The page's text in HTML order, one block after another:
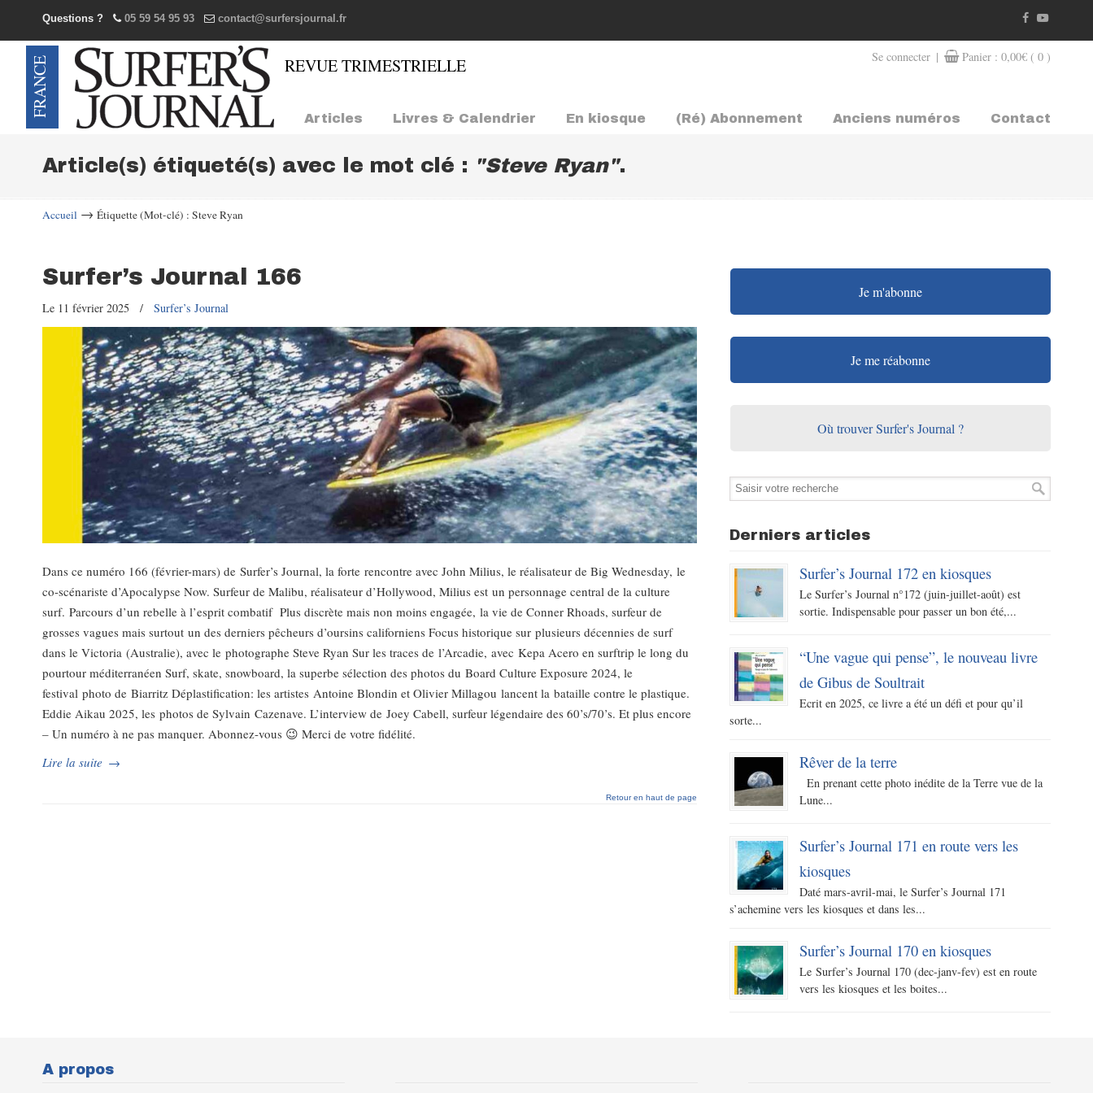
Questions ? 05 59 54 95 93 contact@surfersjournal.fr
Se connecter | Panier : 0,00€ ( 0 )
Articles Livres & Calendrier En kiosque (Ré) Abonnement Anciens numéros Contact
Navigation
Article(s) étiqueté(s) avec le mot clé : "Steve Ryan".
Accueil → Étiquette (Mot-clé) : Steve Ryan
Surfer’s Journal 166
Le 11 février 2025 / Surfer’s Journal
Dans ce numéro 166 (février-mars) de Surfer’s Journal, la forte rencontre avec John Milius, le réalisateur de Big Wednesday, le
co-scénariste d’Apocalypse Now. Surfeur de Malibu, réalisateur d’Hollywood, Milius est un personnage central de la culture
surf. Parcours d’un rebelle à l’esprit combatif Plus discrète mais non moins engagée, la vie de Conner Rhoads, surfeur de
grosses vagues mais surtout un des derniers pêcheurs d’oursins californiens Focus historique sur plusieurs décennies de surf
dans le Victoria (Australie), avec le photographe Steve Ryan Sur les traces de l’Arcadie, avec Kepa Acero en surftrip le long du
pourtour méditerranéen Surf, skate, snowboard, la superbe sélection des photos du Board Culture Exposure 2024, le
festival photo de Biarritz Déplastification: les artistes Antoine Blondin et Olivier Millagou lancent la bataille contre le plastique.
Eddie Aikau 2025, les photos de Sylvain Cazenave. L’interview de Joey Cabell, surfeur légendaire des 60’s/70’s. Et plus encore
– Un numéro à ne pas manquer. Abonnez-vous 😉 Merci de votre fidélité.
Lire la suite →
Retour en haut de page
Je m'abonne
Je me réabonne
Où trouver Surfer's Journal ?
Derniers articles
Surfer’s Journal 172 en kiosques
Le Surfer’s Journal n°172 (juin-juillet-août) est
sortie. Indispensable pour passer un bon été,...
“Une vague qui pense”, le nouveau livre
de Gibus de Soultrait
Ecrit en 2025, ce livre a été un défi et pour qu’il
sorte...
Rêver de la terre
En prenant cette photo inédite de la Terre vue de la
Lune...
Surfer’s Journal 171 en route vers les
kiosques
Daté mars-avril-mai, le Surfer’s Journal 171
s’achemine vers les kiosques et dans les...
Surfer’s Journal 170 en kiosques
Le Surfer’s Journal 170 (dec-janv-fev) est en route
vers les kiosques et les boites...
A propos